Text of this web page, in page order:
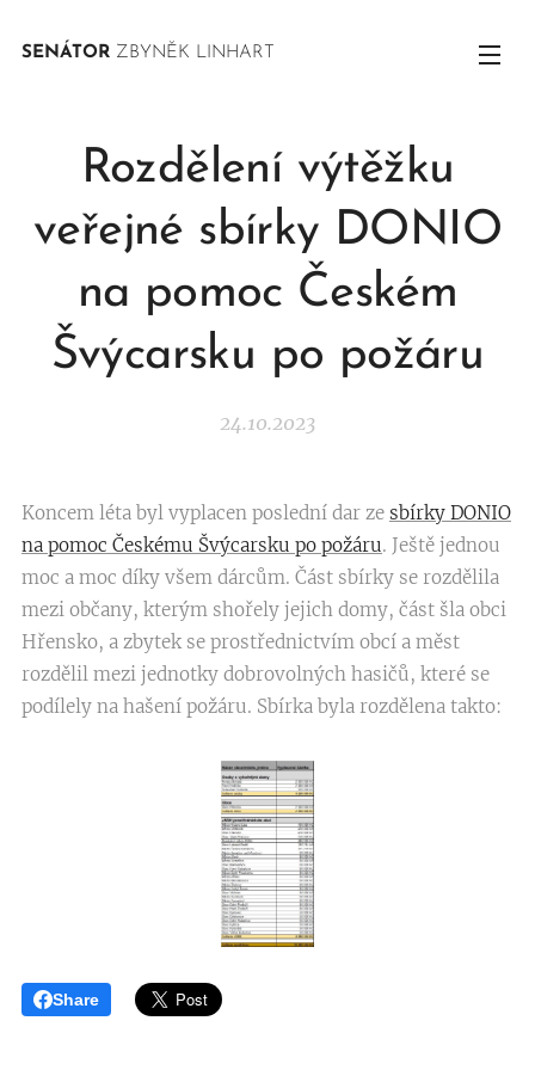
SENÁTOR ZBYNĚK LINHART
Rozdělení výtěžku
veřejné sbírky DONIO
na pomoc Českém
Švýcarsku po požáru
24.10.2023
Koncem léta byl vyplacen poslední dar ze sbírky DONIO
na pomoc Českému Švýcarsku po požáru. Ještě jednou
moc a moc díky všem dárcům. Část sbírky se rozdělila
mezi občany, kterým shořely jejich domy, část šla obci
Hřensko, a zbytek se prostřednictvím obcí a měst
rozdělil mezi jednotky dobrovolných hasičů, které se
podílely na hašení požáru. Sbírka byla rozdělena takto:
Share